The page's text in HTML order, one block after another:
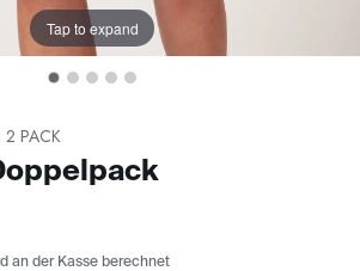
Tap to expand
PACK
an der Kasse berechnet